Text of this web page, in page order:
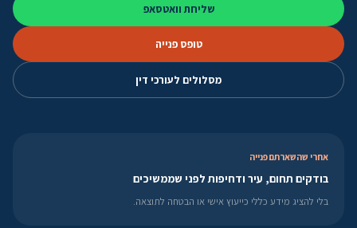
שליחת וואטסאפ
טופס פנייה
מסלולים לעורכי דין
אחרי שהשארתם פנייה
בודקים תחום, עיר ודחיפות לפני שממשיכים
בלי להציג מידע כללי כייעוץ אישי או הבטחה לתוצאה.